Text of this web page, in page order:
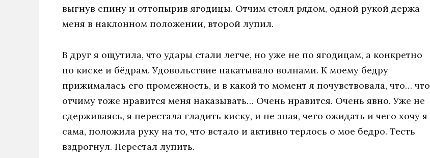
выгнув спину и оттопырив ягодицы. Отчим стоял рядом, одной рукой держа
меня в наклонном положении, второй лупил.
В друг я ощутила, что удары стали легче, но уже не по ягодицам, a конкретно
по киске и бёдрам. Удовольствие накатывало волнами. К моему бедру
прижималась его промежность, и в какой то момент я почувствовала, что… что
отчиму тоже нравится меня наказывать… Очень нравится. Очень явно. Уже не
сдерживаясь, я перестала гладить киску, и не зная, чего ожидать и чего хочу я
сама, положила руку на то, что встало и активно терлось o мое бедро. Тесть
вздрогнул. Перестал лупить.